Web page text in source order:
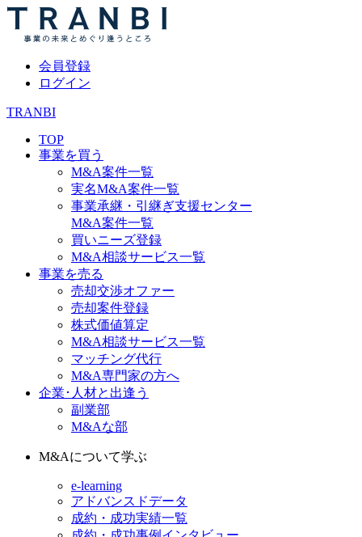
会員登録
ログイン
TRANBI
TOP
事業を買う
M&A案件一覧
実名M&A案件一覧
事業承継・引継ぎ支援センター
M&A案件一覧
買いニーズ登録
M&A相談サービス一覧
事業を売る
売却交渉オファー
売却案件登録
株式価値算定
M&A相談サービス一覧
マッチング代行
M&A専門家の方へ
企業･人材と出逢う
副業部
M&Aな部
M&Aについて学ぶ
e-learning
アドバンスドデータ
成約・成功実績一覧